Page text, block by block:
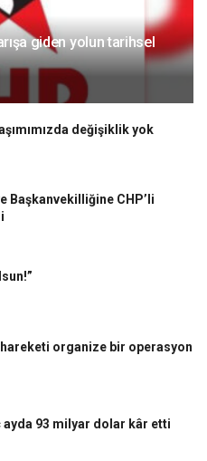
giden yolun tarihsel
değişiklik yok
Başkanvekilliğine CHP’li
hareketi organize bir operasyon
93 milyar dolar kâr etti